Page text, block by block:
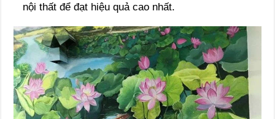
nội thất để đạt hiệu quả cao nhất.